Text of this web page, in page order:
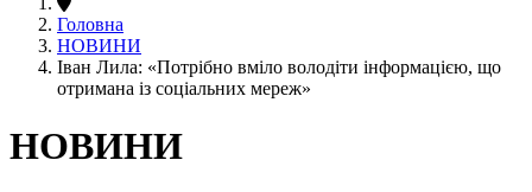
Головна
НОВИНИ
Іван Лила: «Потрібно вміло володіти інформацією, що
отримана із соціальних мереж»
НОВИНИ